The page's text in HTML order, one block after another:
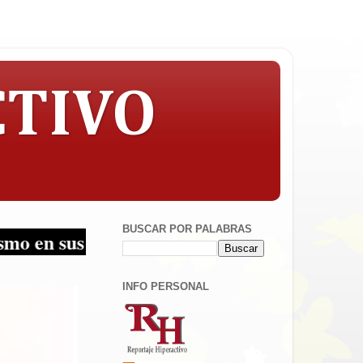
BUSCAR POR PALABRAS
INFO PERSONAL